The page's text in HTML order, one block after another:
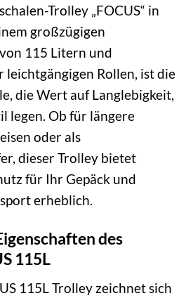
Trolley „FOCUS“ in
großzügigen
115 Litern und
leichtgängigen Rollen, ist die
die Wert auf Langlebigkeit,
legen. Ob für längere
oder als
dieser Trolley bietet
für Ihr Gepäck und
erheblich.
des
115L
115L Trolley zeichnet sich